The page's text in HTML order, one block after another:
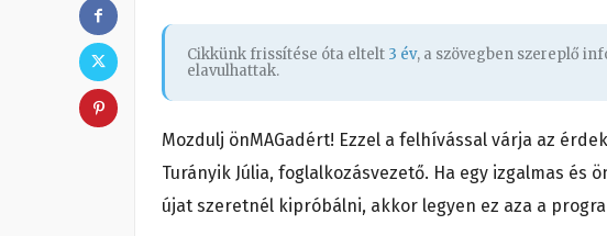
Cikkünk frissítése óta eltelt 3 év, a szövegben szereplő
elavulhattak.
Mozdulj önMAGadért! Ezzel a felhívással várja az
Turányik Júlia, foglalkozásvezető. Ha egy izgalmas és
újat szeretnél kipróbálni, akkor legyen ez aza a